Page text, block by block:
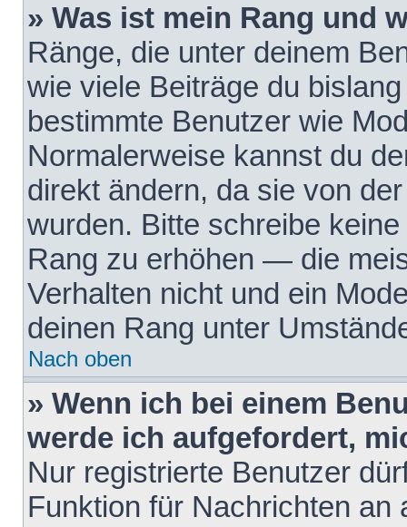
» Was ist mein Rang und
Ränge, die unter deinem
wie viele Beiträge du
bestimmte Benutzer wie
Normalerweise kannst du
direkt ändern, da sie von
wurden. Bitte schreibe
Rang zu erhöhen — die
Verhalten nicht und ein
deinen Rang unter
Nach oben
» Wenn ich bei einem
werde ich aufgefordert,
Nur registrierte Benutzer
Funktion für Nachrichten